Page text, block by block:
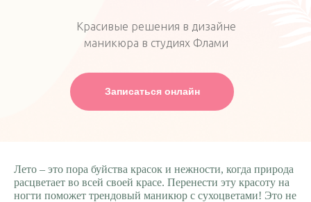
Записаться онлайн
Красивые решения в дизайне
маникюра в студиях Флами
Лето – это пора буйства красок и нежности, когда природа
расцветает во всей своей красе. Перенести эту красоту на
ногти поможет трендовый маникюр с сухоцветами! Это не